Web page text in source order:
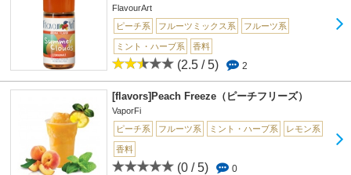
FlavourArt
ピーチ系
フルーツミックス系 フルーツ系
ミント・ハーブ系 香料
(2.5 / 5) 2
[flavors]Peach Freeze（ピーチフリーズ）
VaporFi
ピーチ系
フルーツ系 ミント・ハーブ系 レモン系
香料
(0 / 5) 0